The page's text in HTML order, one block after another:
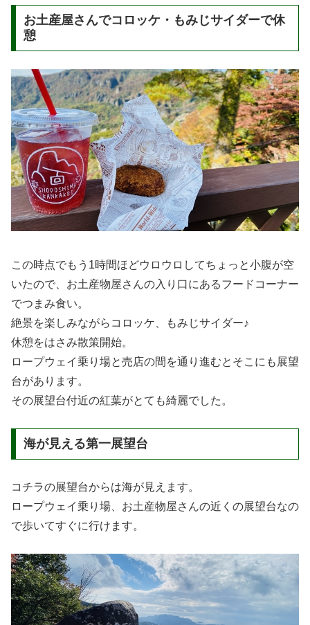
お土産屋さんでコロッケ・もみじサイダーで休
憩
この時点でもう1時間ほどウロウロしてちょっと小腹が空
いたので、お土産物屋さんの入り口にあるフードコーナー
でつまみ食い。
絶景を楽しみながらコロッケ、もみじサイダー♪
休憩をはさみ散策開始。
ロープウェイ乗り場と売店の間を通り進むとそこにも展望
台があります。
その展望台付近の紅葉がとても綺麗でした。
海が見える第一展望台
コチラの展望台からは海が見えます。
ロープウェイ乗り場、お土産物屋さんの近くの展望台なの
で歩いてすぐに行けます。